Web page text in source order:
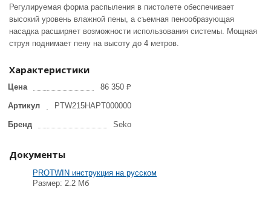
Регулируемая форма распыления в пистолете обеспечивает
высокий уровень влажной пены, а съемная пенообразующая
насадка расширяет возможности использования системы. Мощная
струя поднимает пену на высоту до 4 метров.
Характеристики
Цена 86 350 ₽
Артикул PTW215HAPT000000
Бренд Seko
Документы
PROTWIN инструкция на русском
Размер: 2.2 Мб